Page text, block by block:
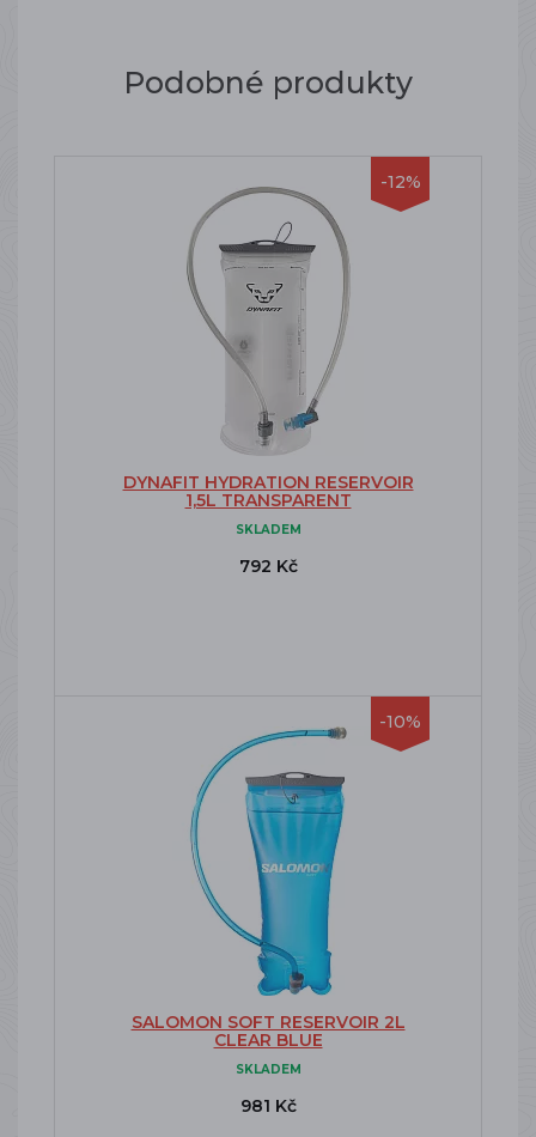
Podobné produkty
-12%
DYNAFIT HYDRATION RESERVOIR
1,5L TRANSPARENT
SKLADEM
792 Kč
-10%
SALOMON SOFT RESERVOIR 2L
CLEAR BLUE
SKLADEM
981 Kč